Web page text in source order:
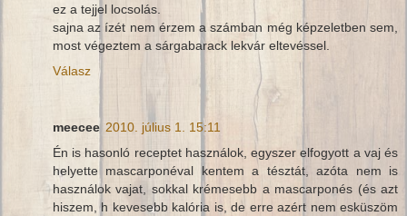
ez a tejjel locsolás.
sajna az ízét nem érzem a számban még képzeletben sem,
most végeztem a sárgabarack lekvár eltevéssel.
Válasz
meecee 2010. július 1. 15:11
Én is hasonló receptet használok, egyszer elfogyott a vaj és
helyette mascarponéval kentem a tésztát, azóta nem is
használok vajat, sokkal krémesebb a mascarponés (és azt
hiszem, h kevesebb kalória is, de erre azért nem esküszöm